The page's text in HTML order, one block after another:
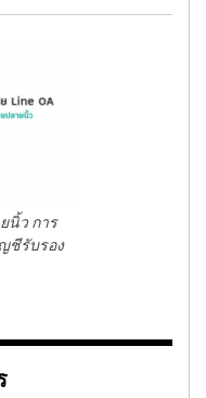
นิ้ว การ
ญชีรับรอง